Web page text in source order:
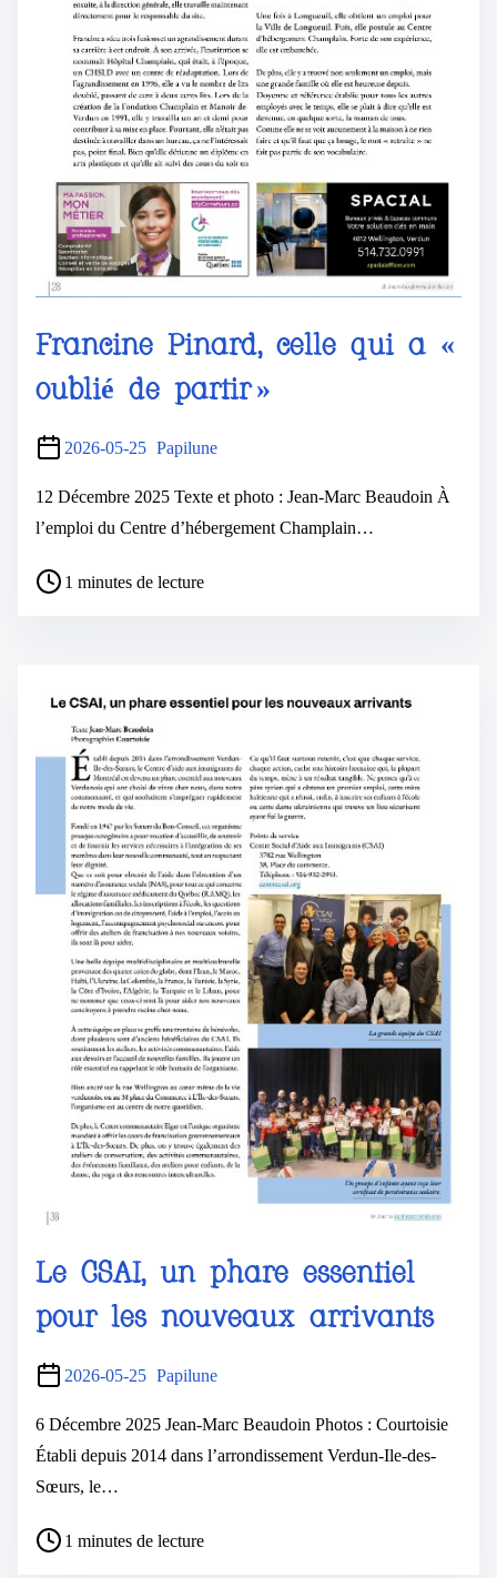
Francine Pinard, celle qui a «
oublié de partir »
2026-05-25 Papilune
12 Décembre 2025 Texte et photo : Jean-Marc Beaudoin À
l’emploi du Centre d’hébergement Champlain…
1 minutes de lecture
Le CSAI, un phare essentiel
pour les nouveaux arrivants
2026-05-25 Papilune
6 Décembre 2025 Jean-Marc Beaudoin Photos : Courtoisie
Établi depuis 2014 dans l’arrondissement Verdun-Ile-des-
Sœurs, le…
1 minutes de lecture